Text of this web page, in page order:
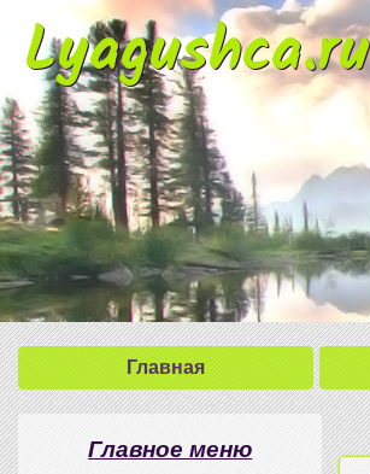
Lyagushca.ru
Главная
Главное меню